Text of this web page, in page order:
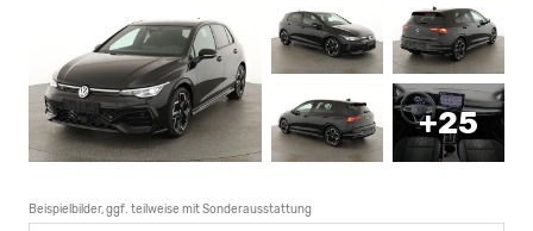
+25
Beispielbilder, ggf. teilweise mit Sonderausstattung